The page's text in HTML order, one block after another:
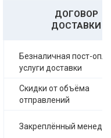
ДОГОВОР
ДОСТАВКИ
Безналичная пост-
услуги доставки
Скидки от объёма
отправлений
Закреплённый